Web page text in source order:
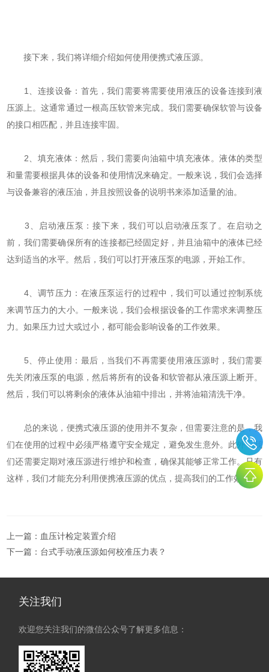
接下来，我们将详细介绍如何使用便携式液压源。
1、连接设备：首先，我们需要将需要使用液压的设备连接到液
压源上。这通常通过一根高压软管来完成。我们需要确保软管与设备
的接口相匹配，并且连接牢固。
2、填充液体：然后，我们需要向油箱中填充液体。液体的类型
和量需要根据具体的设备和使用情况来确定。一般来说，我们会选择
与设备兼容的液压油，并且按照设备的说明书来添加适量的油。
3、启动液压泵：接下来，我们可以启动液压泵了。在启动之
前，我们需要确保所有的连接都已经固定好，并且油箱中的液体已经
达到适当的水平。然后，我们可以打开液压泵的电源，开始工作。
4、调节压力：在液压泵运行的过程中，我们可以通过控制系统
来调节压力的大小。一般来说，我们会根据设备的工作需求来调整压
力。如果压力过大或过小，都可能会影响设备的工作效果。
5、停止使用：最后，当我们不再需要使用液压源时，我们需要
先关闭液压泵的电源，然后将所有的设备和软管都从液压源上断开。
然后，我们可以将剩余的液体从油箱中排出，并将油箱清洗干净。
总的来说，便携式液压源的使用并不复杂，但需要注意的是，我
们在使用的过程中必须严格遵守安全规定，避免发生意外。此外，我
们还需要定期对液压源进行维护和检查，确保其能够正常工作。只有
这样，我们才能充分利用便携液压源的优点，提高我们的工作效率。
上一篇： 血压计检定装置介绍
下一篇： 台式手动液压源如何校准压力表？
关注我们
欢迎您关注我们的微信公众号了解更多信息：